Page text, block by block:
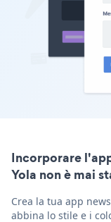
Incorporare
Yola non è mai
Crea la tua app
abbina lo stile e i